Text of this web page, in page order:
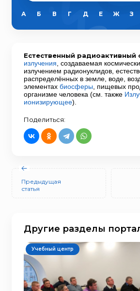
А Б В Г Д Е Ж З
Естественный радиоактивный
излучения , создаваемая
излучением радионуклидов,
распределённых в земле, воде,
элементах биосферы , пищевых
организме человека (см. также
ионизирующее).
Поделиться:
Предыдущая
статья
Другие разделы
Учебный центр